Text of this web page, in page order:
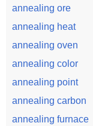
annealing ore
annealing heat
annealing oven
annealing color
annealing point
annealing carbon
annealing furnace